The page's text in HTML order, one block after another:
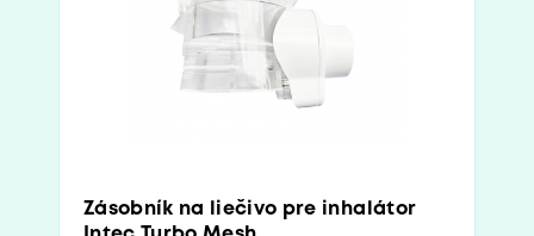
Zásobník na liečivo pre inhalátor